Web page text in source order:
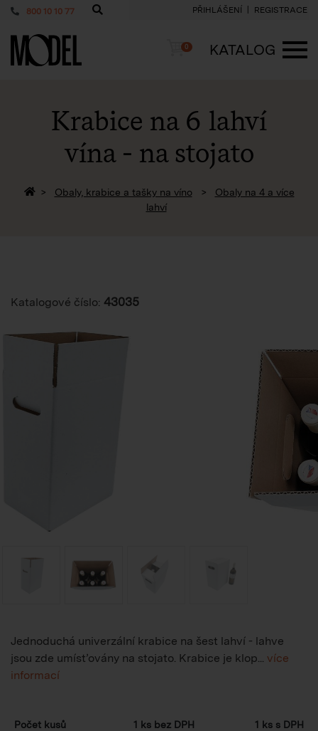
800 10 10 77 PŘIHLÁŠENÍ REGISTRACE
PackShop Košík
0
KATALOG
Krabice na 6 lahví
vína - na stojato
Zpět na homepage
Obaly, krabice a tašky na víno
Obaly na 4 a více
lahví
Katalogové číslo: 43035
Jednoduchá univerzální krabice na šest lahví - lahve
jsou zde umísťovány na stojato. Krabice je klop... více
informací
Počet kusů 1 ks bez DPH
1 ks s DPH